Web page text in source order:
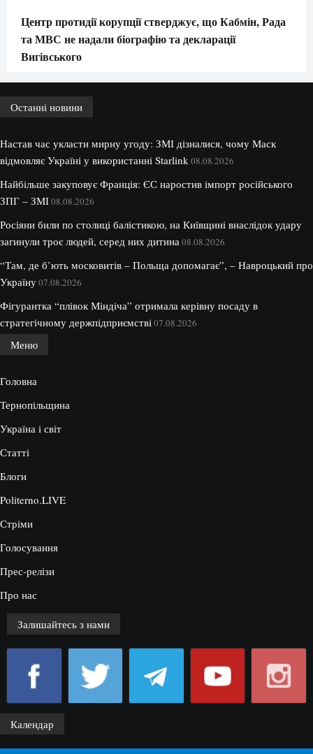
Центр протидії корупції стверджує, що Кабмін, Рада
та МВС не надали біографію та декларації
Вигівського
Останні новини
Настав час укласти мирну угоду: ЗМІ дізналися, чому Маск
відмовляє Україні у використанні Starlink08.08.2026
Найбільше закуповує Франція: ЄС наростив імпорт російського
ЗПГ – ЗМІ08.08.2026
Росіяни били по столиці балістикою, на Київщині внаслідок удару
загинули троє людей, серед них дитина08.08.2026
“Там, де б’ють московитів – Польща допомагає”, – Навроцький про
Україну07.08.2026
Фігурантка “плівок Міндіча” отримала керівну посаду в
стратегічному держпідприємстві07.08.2026
Меню
Головна
Тернопільщина
Україна і світ
Статті
Блоги
Politerno.LIVE
Стріми
Голосування
Прес-релізи
Про нас
Залишайтесь з нами
Календар